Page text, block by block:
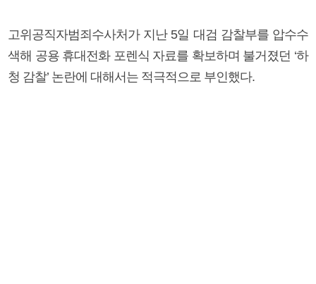
고위공직자범죄수사처가 지난 5일 대검 감찰부를 압수수
색해 공용 휴대전화 포렌식 자료를 확보하며 불거졌던 ‘하
청 감찰’ 논란에 대해서는 적극적으로 부인했다.